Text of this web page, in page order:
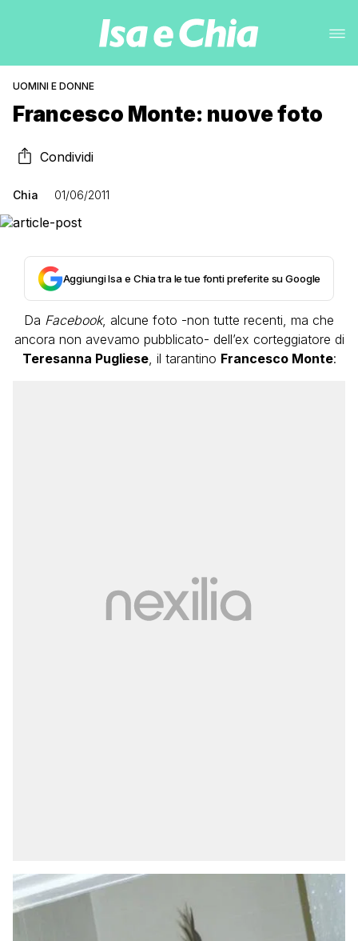
UOMINI E DONNE
Francesco Monte: nuove foto
Condividi
Chia 01/06/2011
Aggiungi Isa e Chia tra le tue fonti preferite su Google
Da Facebook, alcune foto -non tutte recenti, ma che
ancora non avevamo pubblicato- dell’ex corteggiatore di
Teresanna Pugliese, il tarantino Francesco Monte: